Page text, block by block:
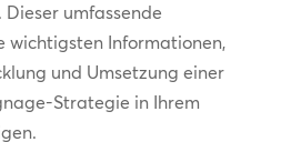
Dieser umfassende
wichtigsten Informationen,
und Umsetzung einer
Strategie in Ihrem